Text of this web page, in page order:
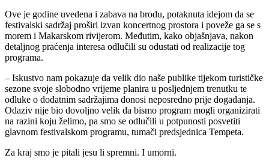
Ove je godine uvedena i zabava na brodu, potaknuta idejom da se
festivalski sadržaj proširi izvan koncertnog prostora i poveže ga se s
morem i Makarskom rivijerom. Međutim, kako objašnjava, nakon
detaljnog praćenja interesa odlučili su odustati od realizacije tog
programa.
– Iskustvo nam pokazuje da velik dio naše publike tijekom turističke
sezone svoje slobodno vrijeme planira u posljednjem trenutku te
odluke o dodatnim sadržajima donosi neposredno prije događanja.
Odaziv nije bio dovoljno velik da bismo program mogli organizirati
na razini koju želimo, pa smo se odlučili u potpunosti posvetiti
glavnom festivalskom programu, tumači predsjednica Tempeta.
Za kraj smo je pitali jesu li spremni. I umorni.